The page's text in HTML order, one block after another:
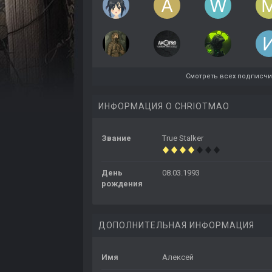
Смотреть всех
ИНФОРМАЦИЯ О CHRIOTMAO
Звание True Stalker
День
рождения
08.03.1993
ДОПОЛНИТЕЛЬНАЯ ИНФОРМАЦИЯ
Имя Алексей